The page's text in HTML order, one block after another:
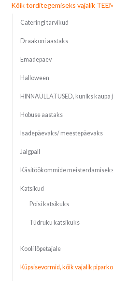
Kõik torditegemiseks vajalik
Cateringi tarvikud
Draakoni aastaks
Emadepäev
Halloween
HINNAÜLLATUSED, kuniks kaupa
Hobuse aastaks
Isadepäevaks/ meestepäevaks
Jalgpall
Käsitöökommide
Katsikud
Poisi katsikuks
Tüdruku katsikuks
Kooli lõpetajale
Küpsisevormid, kõik vajalik